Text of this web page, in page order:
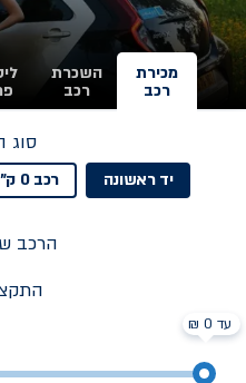
מכירת
רכב
השכרת
רכב
סוג
יד ראשונה רכב 0 ק"מ
הרכב
עד 0 ₪